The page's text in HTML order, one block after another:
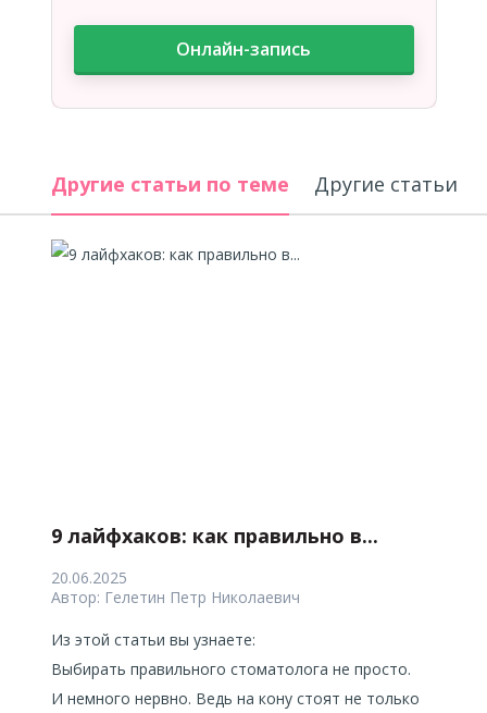
Онлайн-запись
Другие статьи по теме
9 лайфхаков: как правильно в...
20.06.2025
Автор: Гелетин Петр Николаевич
Из этой статьи вы узнаете:
Выбирать правильного стоматолога не просто.
И немного нервно. Ведь на кону стоят не только